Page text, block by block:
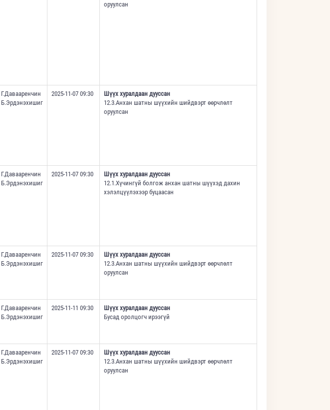
оруулсан
Г.Давааренчин
Б.Эрдэнэхишиг
2025-11-07 09:30
Шүүх хуралдаан дууссан
12.3.Анхан шатны шүүхийн шийдвэрт өөрчлөлт
оруулсан
Г.Давааренчин
Б.Эрдэнэхишиг
2025-11-07 09:30
Шүүх хуралдаан дууссан
12.1.Хүчингүй болгож анхан шатны шүүхэд дахин
хэлэлцүүлэхээр буцаасан
Г.Давааренчин
Б.Эрдэнэхишиг
2025-11-07 09:30
Шүүх хуралдаан дууссан
12.3.Анхан шатны шүүхийн шийдвэрт өөрчлөлт
оруулсан
Г.Давааренчин
Б.Эрдэнэхишиг
2025-11-11 09:30
Шүүх хуралдаан дууссан
Бусад оролцогч ирээгүй
Г.Давааренчин
Б.Эрдэнэхишиг
2025-11-07 09:30
Шүүх хуралдаан дууссан
12.3.Анхан шатны шүүхийн шийдвэрт өөрчлөлт
оруулсан